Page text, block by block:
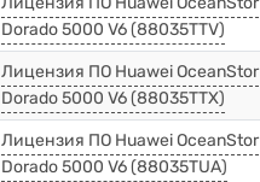
Dorado 5000 V6 (88035TTV)
Лицензия ПО Huawei OceanStor
Dorado 5000 V6 (88035TTX)
Лицензия ПО Huawei OceanStor
Dorado 5000 V6 (88035TUA)